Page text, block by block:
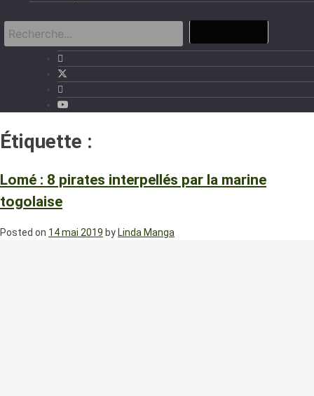
Étiquette :
Lomé : 8 pirates interpellés par la marine
togolaise
Posted on 14 mai 2019 by Linda Manga